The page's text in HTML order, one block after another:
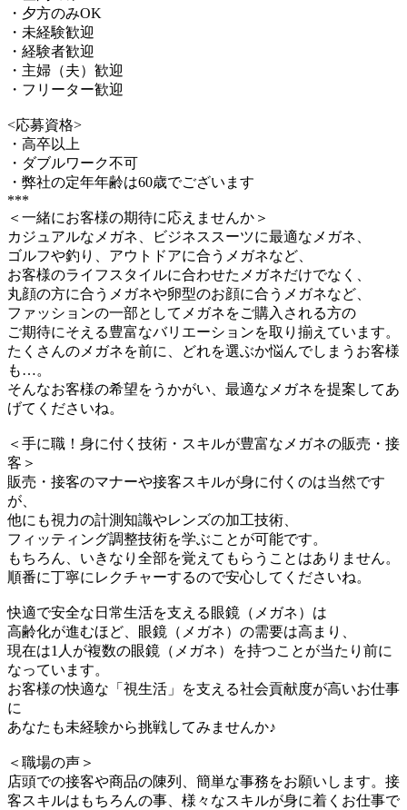
・夕方のみOK
・未経験歓迎
・経験者歓迎
・主婦（夫）歓迎
・フリーター歓迎
<応募資格>
・高卒以上
・ダブルワーク不可
・弊社の定年年齢は60歳でございます
***
＜一緒にお客様の期待に応えませんか＞
カジュアルなメガネ、ビジネススーツに最適なメガネ、
ゴルフや釣り、アウトドアに合うメガネなど、
お客様のライフスタイルに合わせたメガネだけでなく、
丸顔の方に合うメガネや卵型のお顔に合うメガネなど、
ファッションの一部としてメガネをご購入される方の
ご期待にそえる豊富なバリエーションを取り揃えています。
たくさんのメガネを前に、どれを選ぶか悩んでしまうお客様
も…。
そんなお客様の希望をうかがい、最適なメガネを提案してあ
げてくださいね。
＜手に職！身に付く技術・スキルが豊富なメガネの販売・接
客＞
販売・接客のマナーや接客スキルが身に付くのは当然です
が、
他にも視力の計測知識やレンズの加工技術、
フィッティング調整技術を学ぶことが可能です。
もちろん、いきなり全部を覚えてもらうことはありません。
順番に丁寧にレクチャーするので安心してくださいね。
快適で安全な日常生活を支える眼鏡（メガネ）は
高齢化が進むほど、眼鏡（メガネ）の需要は高まり、
現在は1人が複数の眼鏡（メガネ）を持つことが当たり前に
なっています。
お客様の快適な「視生活」を支える社会貢献度が高いお仕事
に
あなたも未経験から挑戦してみませんか♪
＜職場の声＞
店頭での接客や商品の陳列、簡単な事務をお願いします。接
客スキルはもちろんの事、様々なスキルが身に着くお仕事で